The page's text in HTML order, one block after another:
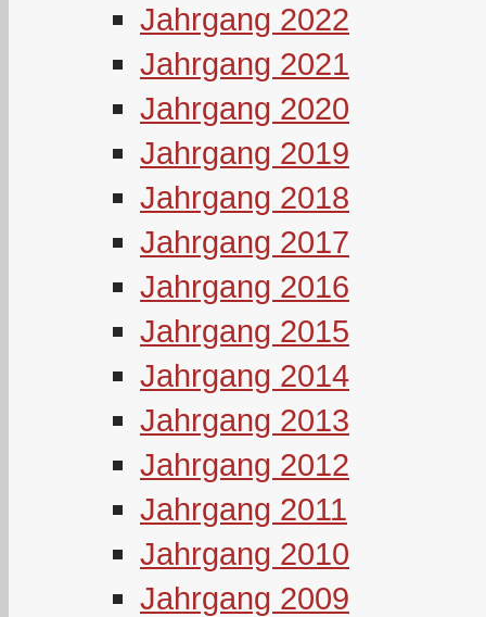
Jahrgang 2022
Jahrgang 2021
Jahrgang 2020
Jahrgang 2019
Jahrgang 2018
Jahrgang 2017
Jahrgang 2016
Jahrgang 2015
Jahrgang 2014
Jahrgang 2013
Jahrgang 2012
Jahrgang 2011
Jahrgang 2010
Jahrgang 2009